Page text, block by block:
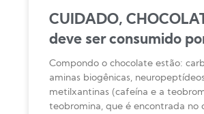
CUIDADO,
deve ser consumido
Compondo o chocolate estão:
aminas biogênicas,
metilxantinas (cafeína e a
teobromina, que é encontrada no